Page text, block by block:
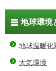
地球環境
地球温暖化
大気環境